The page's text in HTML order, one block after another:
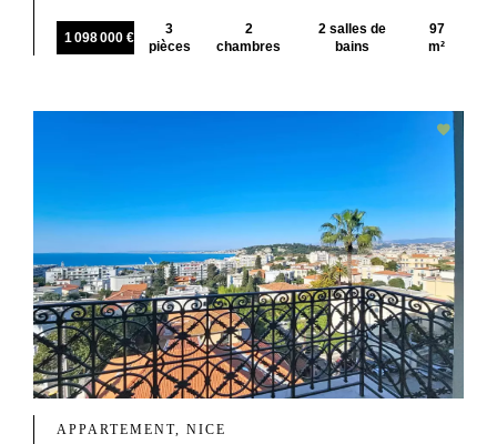
1 098 000 €
3
pièces
2
chambres
2 salles de
bains
97
m²
APPARTEMENT, NICE